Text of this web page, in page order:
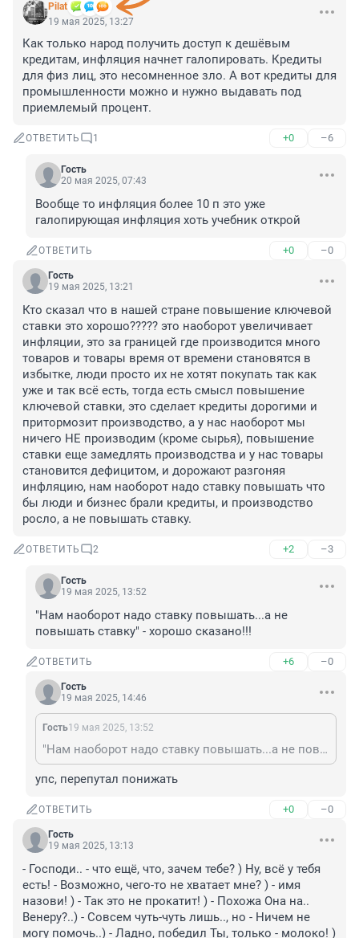
Pilat
19 мая 2025, 13:27
Как только народ получить доступ к дешёвым
кредитам, инфляция начнет галопировать. Кредиты
для физ лиц, это несомненное зло. А вот кредиты для
промышленности можно и нужно выдавать под
приемлемый процент.
ОТВЕТИТЬ 1 +0 –6
Гость
20 мая 2025, 07:43
Вообще то инфляция более 10 п это уже
галопирующая инфляция хоть учебник открой
ОТВЕТИТЬ +0 –0
Гость
19 мая 2025, 13:21
Кто сказал что в нашей стране повышение ключевой
ставки это хорошо????? это наоборот увеличивает
инфляции, это за границей где производится много
товаров и товары время от времени становятся в
избытке, люди просто их не хотят покупать так как
уже и так всё есть, тогда есть смысл повышение
ключевой ставки, это сделает кредиты дорогими и
притормозит производство, а у нас наоборот мы
ничего НЕ производим (кроме сырья), повышение
ставки еще замедлять производства и у нас товары
становится дефицитом, и дорожают разгоняя
инфляцию, нам наоборот надо ставку повышать что
бы люди и бизнес брали кредиты, и производство
росло, а не повышать ставку.
ОТВЕТИТЬ 2 +2 –3
Гость
19 мая 2025, 13:52
"Нам наоборот надо ставку повышать...а не
повышать ставку" - хорошо сказано!!!
ОТВЕТИТЬ +6 –0
Гость
19 мая 2025, 14:46
Гость19 мая 2025, 13:52
"Нам наоборот надо ставку повышать...а не повышать ставку" - хорошо сказано!!!
упс, перепутал понижать
ОТВЕТИТЬ +0 –0
Гость
19 мая 2025, 13:13
- Господи.. - что ещё, что, зачем тебе? ) Ну, всё у тебя
есть! - Возможно, чего-то не хватает мне? ) - имя
назови! ) - Так это не прокатит! ) - Похожа Она на..
Венеру?..) - Совсем чуть-чуть лишь.., но - Ничем не
могу помочь..) - Ладно, победил Ты, только - молоко! )